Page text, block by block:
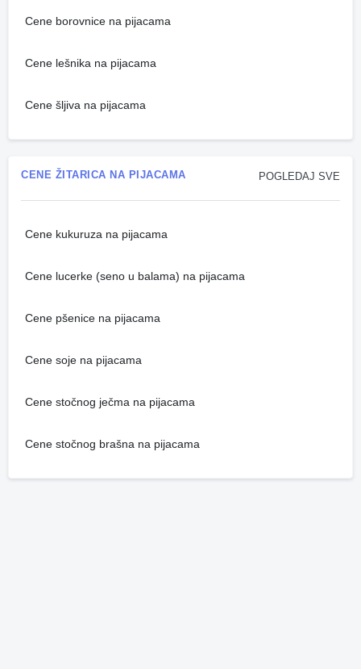
Cene borovnice na pijacama
Cene lešnika na pijacama
Cene šljiva na pijacama
POGLEDAJ SVE
CENE ŽITARICA NA PIJACAMA
Cene kukuruza na pijacama
Cene lucerke (seno u balama) na pijacama
Cene pšenice na pijacama
Cene soje na pijacama
Cene stočnog ječma na pijacama
Cene stočnog brašna na pijacama